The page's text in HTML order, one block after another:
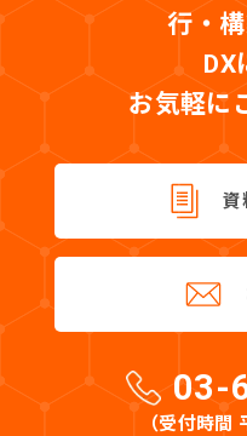
行・
DX
お気軽に
資
03-
（受付時間